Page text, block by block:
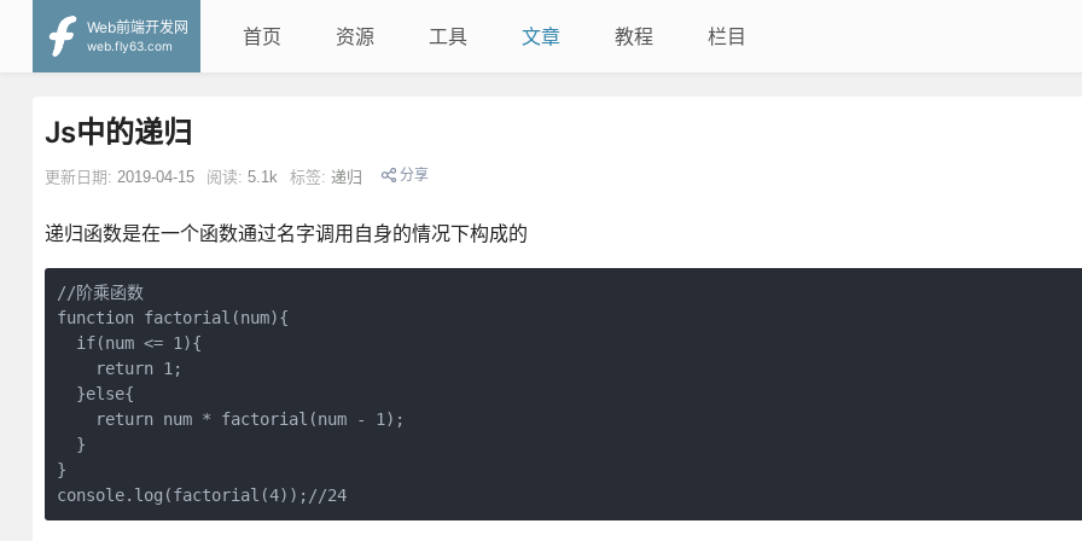
Web前端开发网
web.fly63.com
首页 资源 工具 文章 教程 栏目
Js中的递归
更新日期: 2019-04-15 阅读: 5.1k 标签: 递归 分享
递归函数是在一个函数通过名字调用自身的情况下构成的
//阶乘函数
function factorial(num){
  if(num <= 1){
    return 1;
  }else{
    return num * factorial(num - 1);
  }
}
console.log(factorial(4));//24